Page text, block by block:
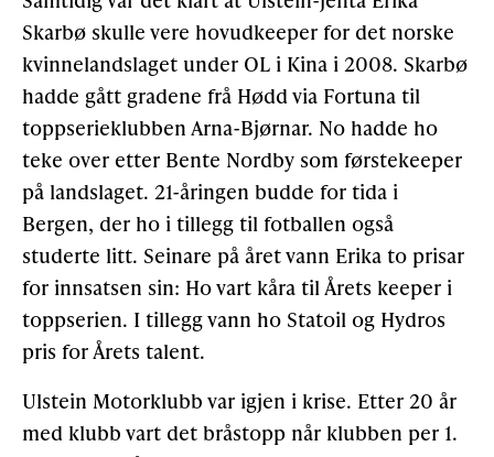
Skarbø skulle vere hovudkeeper for det norske
kvinnelandslaget under OL i Kina i 2008. Skarbø
hadde gått gradene frå Hødd via Fortuna til
toppserieklubben Arna-Bjørnar. No hadde ho
teke over etter Bente Nordby som førstekeeper
på landslaget. 21-åringen budde for tida i
Bergen, der ho i tillegg til fotballen også
studerte litt. Seinare på året vann Erika to prisar
for innsatsen sin: Ho vart kåra til Årets keeper i
toppserien. I tillegg vann ho Statoil og Hydros
pris for Årets talent.
Ulstein Motorklubb var igjen i krise. Etter 20 år
med klubb vart det bråstopp når klubben per 1.